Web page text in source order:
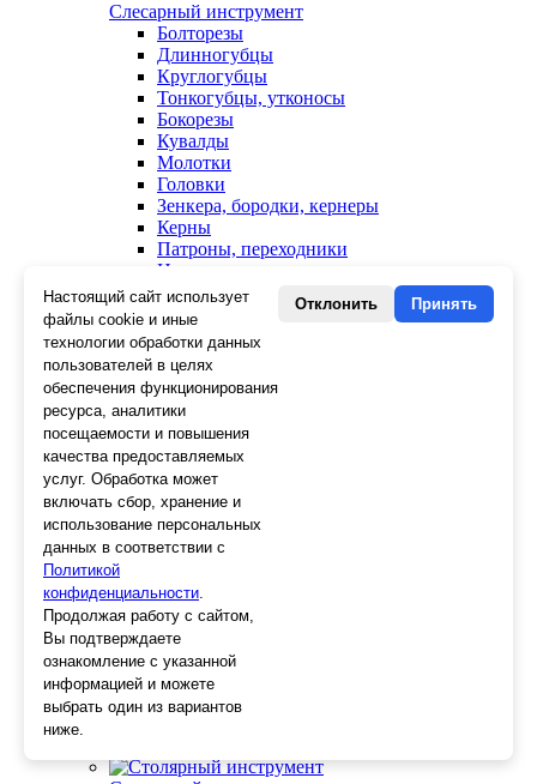
Слесарный инструмент
Болторезы
Длинногубцы
Круглогубцы
Тонкогубцы, утконосы
Бокорезы
Кувалды
Молотки
Головки
Зенкера, бородки, кернеры
Керны
Патроны, переходники
Ножницы электрика
Стопорные кольца
Съемники стопорных колец
Пинцеты
Магниты
Клещи для изоляции
Кабелерезы
Гайкорезы
Зажимы ручные
Подшипники
Тиски
Струбцины
Плоскогубцы
Отвертки
Напильники, рашпили
Наборы инструментов
Кусачки
Ключи
Клещи
Зубила
Настоящий сайт использует
файлы cookie и иные
технологии обработки данных
пользователей в целях
обеспечения функционирования
ресурса, аналитики
посещаемости и повышения
качества предоставляемых
услуг. Обработка может
включать сбор, хранение и
использование персональных
данных в соответствии с
Политикой
конфиденциальности.
Продолжая работу с сайтом,
Вы подтверждаете
ознакомление с указанной
информацией и можете
выбрать один из вариантов
ниже.
Отклонить Принять